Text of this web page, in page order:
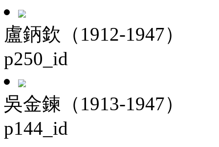
盧鈵欽（1912-1947）
p250_id
吳金鍊（1913-1947）
p144_id